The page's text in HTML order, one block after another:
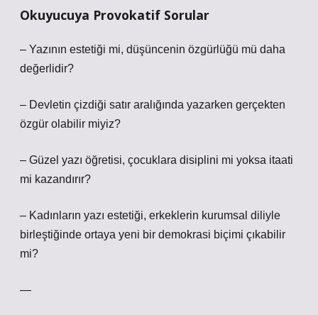
Okuyucuya Provokatif Sorular
– Yazının estetiği mi, düşüncenin özgürlüğü mü daha
değerlidir?
– Devletin çizdiği satır aralığında yazarken gerçekten
özgür olabilir miyiz?
– Güzel yazı öğretisi, çocuklara disiplini mi yoksa itaati
mi kazandırır?
– Kadınların yazı estetiği, erkeklerin kurumsal diliyle
birleştiğinde ortaya yeni bir demokrasi biçimi çıkabilir
mi?
—